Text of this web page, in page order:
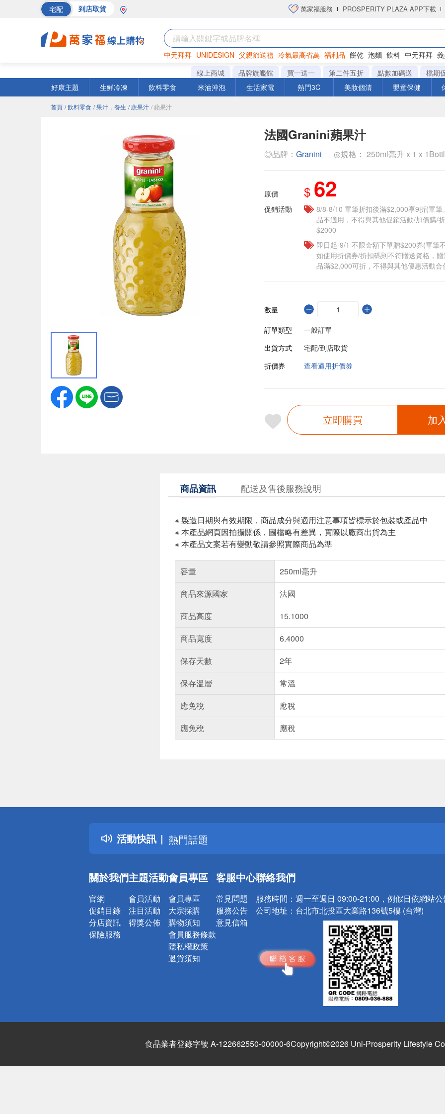
宅配 到店取貨 萬家福服務 PROSPERITY PLAZA APP下載
中元拜拜 UNIDESIGN 父親節送禮 冷氣最高省萬 福利品 餅乾 泡麵 飲料 中元拜拜
罐頭 海苔 洋芋片
線上商城 品牌旗艦館 買一送一 第二件五折 點數加碼送
檔期
好康主題
生鮮冷凍 飲料零食 米油沖泡 生活家電 熱門3C 美妝個清 嬰童保健
首頁 / 飲料零食 / 果汁．養生 / 蔬果汁 / 蘋果汁
法國Granini蘋果汁
◎品牌： Granini ◎規格： 250ml毫升 x 1 x
原價 $ 62
促銷活動
8/8-8/10 單筆折扣後滿$2,000享9折(單
品不適用，不得與其他促銷活動/加價購/
$2000
即日起-9/1 不限金額下單贈$200券(單筆
如使用折價券/折扣碼則不符贈送資格，
品滿$2,000可折，不得與其他優惠活動合
數量
訂單類型
一般訂單
出貨方式
宅配/到店取貨
折價券
查看適用折價券
立即購買 加
商品資訊 配送及售後服務說明
※ 製造日期與有效期限，商品成分與適用注意事項皆標示於包裝或產品中
※ 本產品網頁因拍攝關係，圖檔略有差異，實際以廠商出貨為主
※ 本產品文案若有變動敬請參照實際商品為準
容量
250ml毫升
商品來源國家
法國
商品高度
15.1000
商品寬度
6.4000
保存天數
2年
保存溫層
常溫
應免稅
應稅
應免稅
應稅
活動快訊
詐騙網頁！請小心！
得獎公告
熱門話題
銀行優惠
詐騙網頁！請小心！
關於我們
官網
促銷目錄
分店資訊
保險服務
主題活動
會員活動
注目活動
得獎公佈
會員專區
會員專區
大宗採購
購物須知
會員服務條款
隱私權政策
退貨須知
客服中心
常見問題
服務公告
意見信箱
聯絡我們
服務時間： 週一至週日 09:00-21:00，例假日依網站
公司地址： 台北市北投區大業路136號5樓 (台灣)
食品業者登錄字號 A-122662550-00000-6Copyright©2026 Uni-Prosperity Lifestyle